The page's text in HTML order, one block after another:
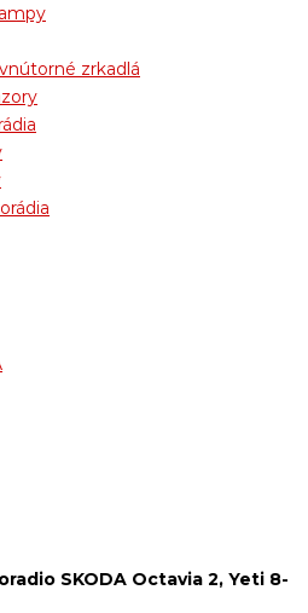
zrkadlá
SKODA Octavia 2, Yeti 8-